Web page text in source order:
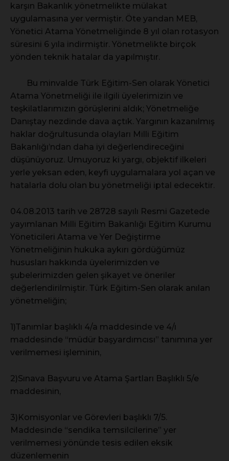
karşın Bakanlık yönetmelikte mülakat
uygulamasına yer vermiştir. Öte yandan MEB,
Yönetici Atama Yönetmeliğinde 8 yıl olan rotasyon
süresini 6 yıla indirmiştir. Yönetmelikte birçok
yönden teknik hatalar da yapılmıştır.
Bu minvalde Türk Eğitim-Sen olarak Yönetici
Atama Yönetmeliği ile ilgili üyelerimizin ve
teşkilatlarımızın görüşlerini aldık; Yönetmeliğe
Danıştay nezdinde dava açtık. Yargının kazanılmış
haklar doğrultusunda olayları Milli Eğitim
Bakanlığı’ndan daha iyi değerlendireceğini
düşünüyoruz. Umuyoruz ki yargı, objektif ilkeleri
yerle yeksan eden, keyfi uygulamalara yol açan ve
hatalarla dolu olan bu yönetmeliği iptal edecektir.
04.08.2013 tarih ve 28728 sayılı Resmi Gazetede
yayımlanan Milli Eğitim Bakanlığı Eğitim Kurumu
Yöneticileri Atama ve Yer Değiştirme
Yönetmeliğinin hukuka aykırı gördüğümüz
hususları hakkında üyelerimizden ve
şubelerimizden gelen şikayet ve öneriler
değerlendirilmiştir. Türk Eğitim-Sen olarak anılan
yönetmeliğin;
1)Tanımlar başlıklı 4/a maddesinde ve 4/ı
maddesinde “müdür başyardımcısı” tanımına yer
verilmemesi işleminin,
2)Sınava Başvuru ve Atama Şartları Başlıklı 5/e
maddesinin,
3)Komisyonlar ve Görevleri başlıklı 7/5.
Maddesinde “sendika temsilcilerine” yer
verilmemesi yönünde tesis edilen eksik
düzenlemenin